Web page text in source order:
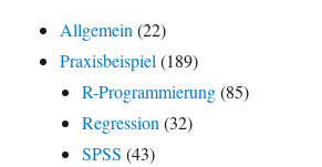
Allgemein (22)
Praxisbeispiel (189)
R-Programmierung(85)
Regression (32)
SPSS (43)